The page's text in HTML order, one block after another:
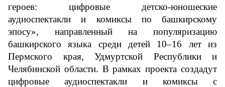
героев: цифровые детско-юношеские
аудиоспектакли и комиксы по башкирскому
эпосу», направленный на популяризацию
башкирского языка среди детей 10–16 лет из
Пермского края, Удмуртской Республики и
Челябинской области. В рамках проекта создадут
цифровые аудиоспектакли и комиксы с